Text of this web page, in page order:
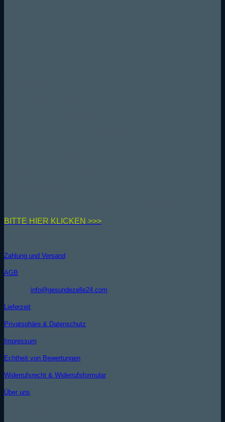
BITTE HIER KLICKEN >>>
Zahlung und Versand
AGB
info@gesundezelle24.com
Lieferzeit
Privatsphäre & Datenschutz
Impressum
Echtheit von Bewertungen
Widerrufsrecht & Widerrufsformular
Über uns